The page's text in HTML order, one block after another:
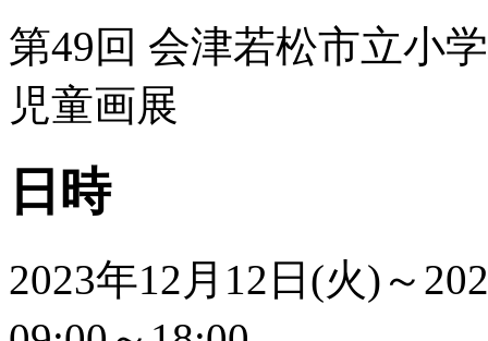
第49回 会津若松市立小
児童画展
日時
2023年12月12日(火) ～